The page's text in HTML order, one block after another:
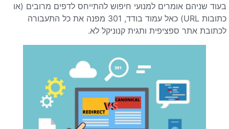
בעוד שניהם אומרים למנועי חיפוש להתייחס לדפים מרובים (או
כתובות URL) כאל עמוד בודד, 301 מפנה את כל התעבורה
לכתובת אתר ספציפית ותגית קנוניקל לא.